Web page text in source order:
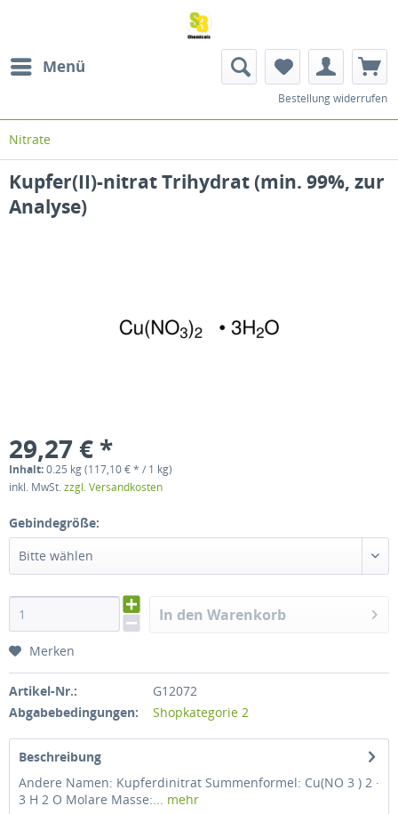
Menü
Bestellung widerrufen
Nitrate
Kupfer(II)-nitrat Trihydrat (min. 99%, zur
Analyse)
29,27 € *
Inhalt:0.25 kg (117,10 € * / 1 kg)
inkl. MwSt.zzgl. Versandkosten
Gebindegröße:
Bitte wählen
In den Warenkorb
Merken
Artikel-Nr.:
G12072
Abgabebedingungen:
Shopkategorie 2
Beschreibung
Andere Namen: Kupferdinitrat Summenformel: Cu(NO 3 ) 2 ·
3 H 2 O Molare Masse:... mehr